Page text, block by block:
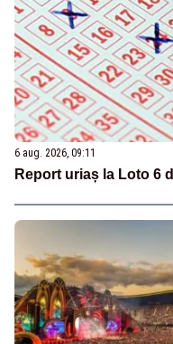
6 aug. 2026, 09:11
Report uriaș la Loto 6